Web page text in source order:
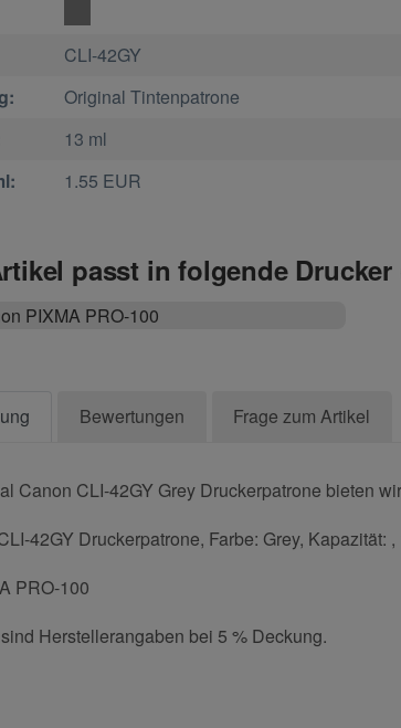
CLI-42GY
Original Tintenpatrone
13 ml
1.55 EUR
passt in folgende Drucker
PIXMA PRO-100
Bewertungen Frage zum Artikel
Canon CLI-42GY Grey Druckerpatrone bieten
42GY Druckerpatrone, Farbe: Grey,
PRO-100
Herstellerangaben bei 5 % Deckung.